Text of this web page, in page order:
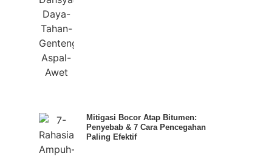
Mitigasi Bocor Atap Bitumen:
Penyebab & 7 Cara Pencegahan
Paling Efektif